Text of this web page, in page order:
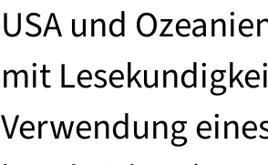
USA und
mit
Verwendung